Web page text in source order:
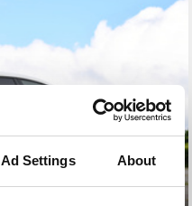
Ad Settings About